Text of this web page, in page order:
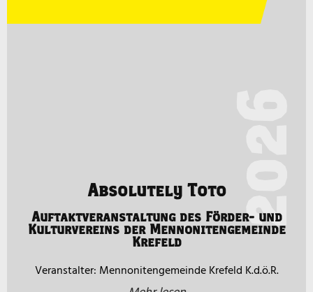
Absolutely Toto
Auftaktveranstaltung des Förder- und
Kulturvereins der Mennonitengemeinde
Krefeld
Mennonitengemeinde Krefeld K.d.ö.R.
2026